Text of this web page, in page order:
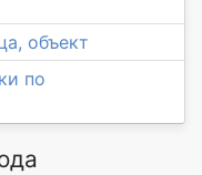
объект
по